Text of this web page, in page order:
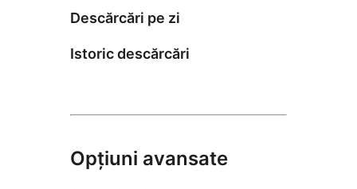
Descărcări pe zi
Istoric descărcări
Opțiuni avansate